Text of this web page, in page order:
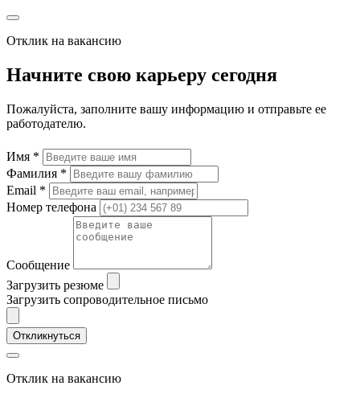
Отклик на вакансию
Начните свою карьеру сегодня
Пожалуйста, заполните вашу информацию и отправьте ее
работодателю.
Имя *
Фамилия *
Email *
Номер телефона
Сообщение
Загрузить резюме
Загрузить сопроводительное письмо
Откликнуться
Отклик на вакансию